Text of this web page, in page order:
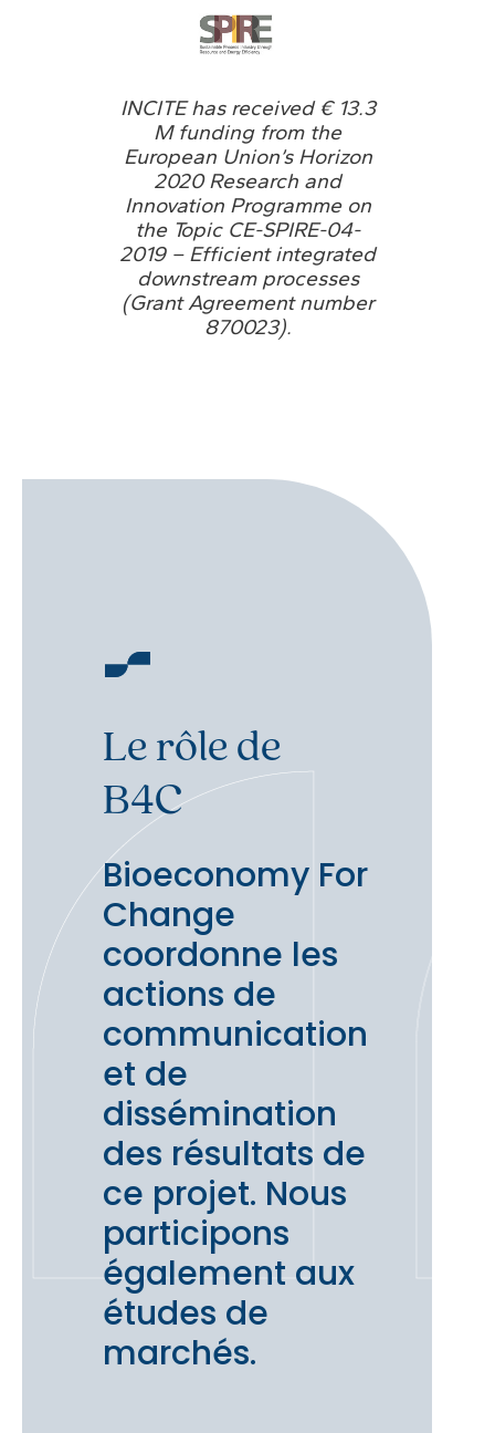
INCITE has received € 13.3
M funding from the
European Union’s Horizon
2020 Research and
Innovation Programme on
the Topic CE-SPIRE-04-
2019 – Efficient integrated
downstream processes
(Grant Agreement number
870023).
Le rôle de
B4C
Bioeconomy For
Change
coordonne les
actions de
communication
et de
dissémination
des résultats de
ce projet. Nous
participons
également aux
études de
marchés.